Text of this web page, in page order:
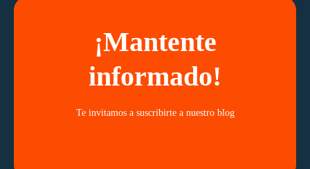
¡Mantente
informado!
Te invitamos a suscribirte a nuestro blog